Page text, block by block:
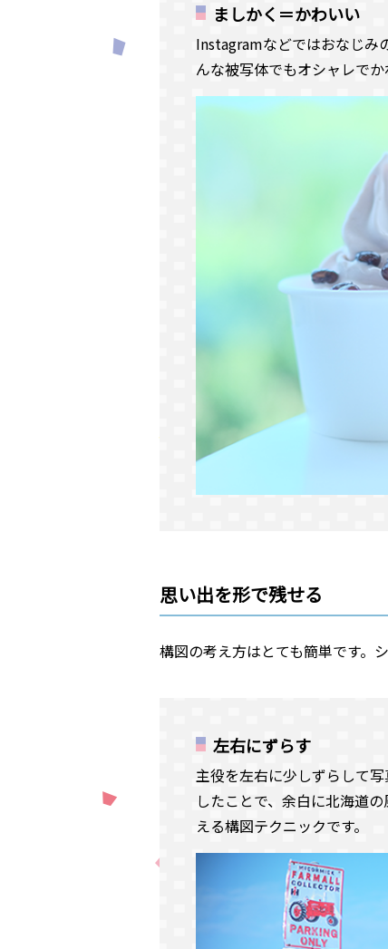
ましかく＝かわいい
Instagramなどではおなじみ
んな被写体でもオシャレでか
思い出を形で残せる
構図の考え方はとても簡単です。
左右にずらす
主役を左右に少しずらして
したことで、余白に北海道
える構図テクニックです。